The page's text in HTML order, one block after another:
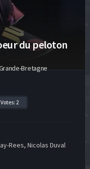
du peloton
Bretagne
Votes: 2
Rees, Nicolas Duval